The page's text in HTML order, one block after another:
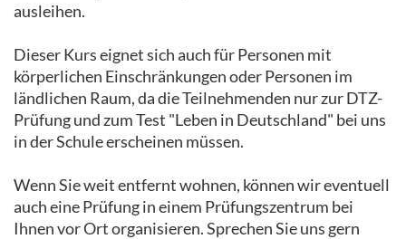
ausleihen.
Dieser Kurs eignet sich auch für Personen mit
körperlichen Einschränkungen oder Personen im
ländlichen Raum, da die Teilnehmenden nur zur DTZ-
Prüfung und zum Test "Leben in Deutschland" bei uns
in der Schule erscheinen müssen.
Wenn Sie weit entfernt wohnen, können wir eventuell
auch eine Prüfung in einem Prüfungszentrum bei
Ihnen vor Ort organisieren. Sprechen Sie uns gern